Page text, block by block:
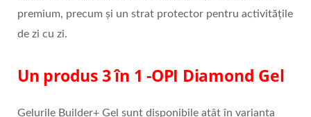
premium, precum și un strat protector pentru activitățile
de zi cu zi.
Un produs 3 în 1 -OPI Diamond Gel
Gelurile Builder+ Gel sunt disponibile atât în varianta